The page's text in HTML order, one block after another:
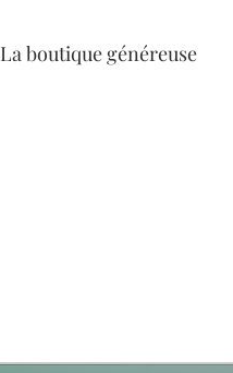
La boutique généreuse